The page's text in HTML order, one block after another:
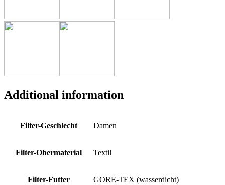
Additional information
Filter-Geschlecht Damen
Filter-Obermaterial Textil
Filter-Futter GORE-TEX (wasserdicht)